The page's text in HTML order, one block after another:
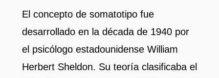
El concepto de somatotipo fue
desarrollado en la década de 1940 por
el psicólogo estadounidense William
Herbert Sheldon. Su teoría clasificaba el